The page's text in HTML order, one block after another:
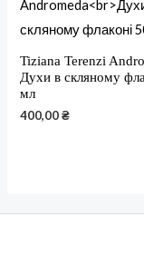
Tiziana Terenzi
Духи в скляному
мл
400,00₴